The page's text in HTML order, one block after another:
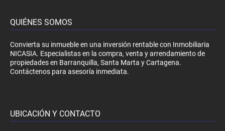
QUIÉNES SOMOS
Convierta su inmueble en una inversión rentable con Inmobiliaria
NICASIA. Especialistas en la compra, venta y arrendamiento de
propiedades en Barranquilla, Santa Marta y Cartagena.
Contáctenos para asesoría inmediata.
UBICACIÓN Y CONTACTO